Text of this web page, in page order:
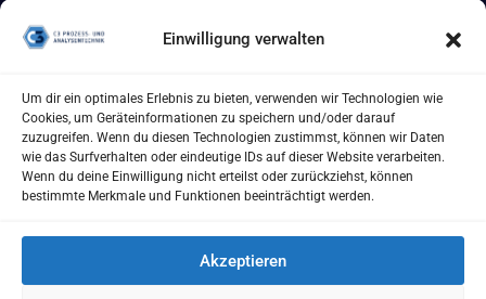
Einwilligung verwalten
Um dir ein optimales Erlebnis zu bieten, verwenden wir Technologien wie
Cookies, um Geräteinformationen zu speichern und/oder darauf
zuzugreifen. Wenn du diesen Technologien zustimmst, können wir Daten
wie das Surfverhalten oder eindeutige IDs auf dieser Website verarbeiten.
Wenn du deine Einwilligung nicht erteilst oder zurückziehst, können
bestimmte Merkmale und Funktionen beeinträchtigt werden.
Akzeptieren
begleiten
wir unsere
und
Kunden
zuverlässig
über den
gesamten
Produktlebenszyklus.